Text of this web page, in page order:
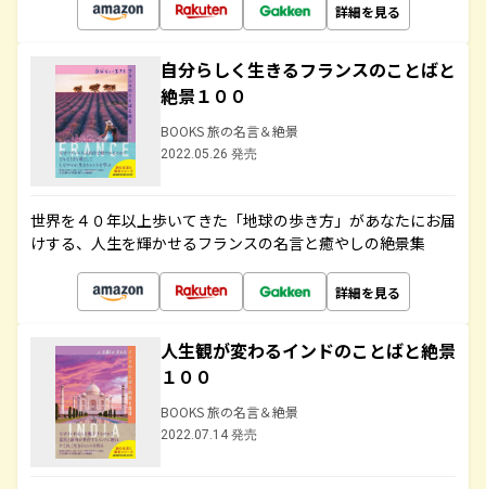
詳細を見る
自分らしく生きるフランスのことばと
絶景１００
BOOKS 旅の名言＆絶景
2022.05.26 発売
世界を４０年以上歩いてきた「地球の歩き方」があなたにお届
けする、人生を輝かせるフランスの名言と癒やしの絶景集
詳細を見る
人生観が変わるインドのことばと絶景
１００
BOOKS 旅の名言＆絶景
2022.07.14 発売